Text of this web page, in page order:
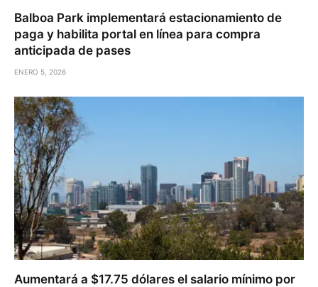
Balboa Park implementará estacionamiento de
paga y habilita portal en línea para compra
anticipada de pases
ENERO 5, 2026
Aumentará a $17.75 dólares el salario mínimo por